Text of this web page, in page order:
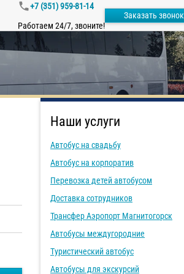
+7 (351) 959-81-14
Работаем 24/7, звоните!
Заказать звонок
Наши услуги
Автобус на свадьбу
Автобус на корпоратив
Перевозка детей автобусом
Доставка сотрудников
Трансфер Аэропорт Магнитогорск
Автобусы междугородние
Туристический автобус
Автобусы для экскурсий